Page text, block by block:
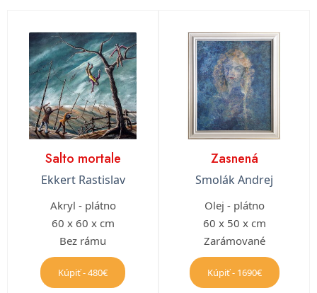
Salto mortale
Ekkert Rastislav
Akryl - plátno
60 x 60 x cm
Bez rámu
Kúpiť - 480€
Zasnená
Smolák Andrej
Olej - plátno
60 x 50 x cm
Zarámované
Kúpiť - 1690€